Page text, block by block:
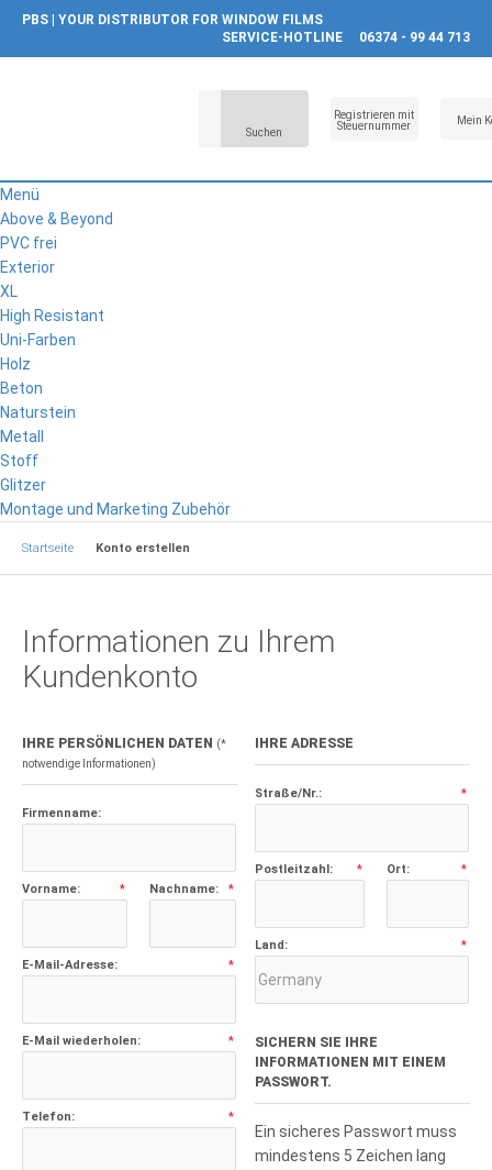
PBS | YOUR DISTRIBUTOR FOR WINDOW FILMS
SERVICE-HOTLINE
06374 - 99 44 713
Suchen
Registrieren mit
Steuernummer
Mein
Menü
Above & Beyond
PVC frei
Exterior
XL
High Resistant
Uni-Farben
Holz
Beton
Naturstein
Metall
Stoff
Glitzer
Montage und Marketing Zubehör
Startseite Konto erstellen
Informationen zu Ihrem
Kundenkonto
IHRE PERSÖNLICHEN DATEN
(*
notwendige Informationen)
Firmenname:
Vorname: * Nachname: *
E-Mail-Adresse: *
E-Mail wiederholen: *
Telefon: *
IHRE ADRESSE
Straße/Nr.: *
Postleitzahl: * Ort: *
Land: *
SICHERN SIE IHRE
INFORMATIONEN MIT EINEM
PASSWORT.
Ein sicheres Passwort muss
mindestens 5 Zeichen lang